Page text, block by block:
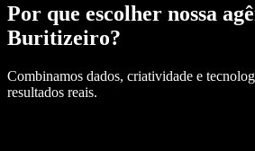
Por que escolher nossa
Buritizeiro?
Combinamos dados, criatividade e
resultados reais.